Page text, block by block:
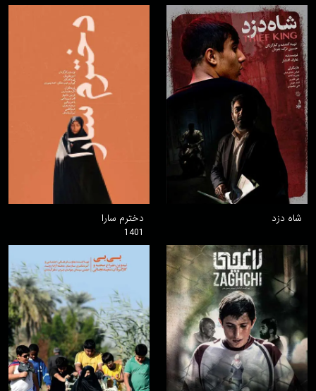
شاه دزد دخترم سارا
1401